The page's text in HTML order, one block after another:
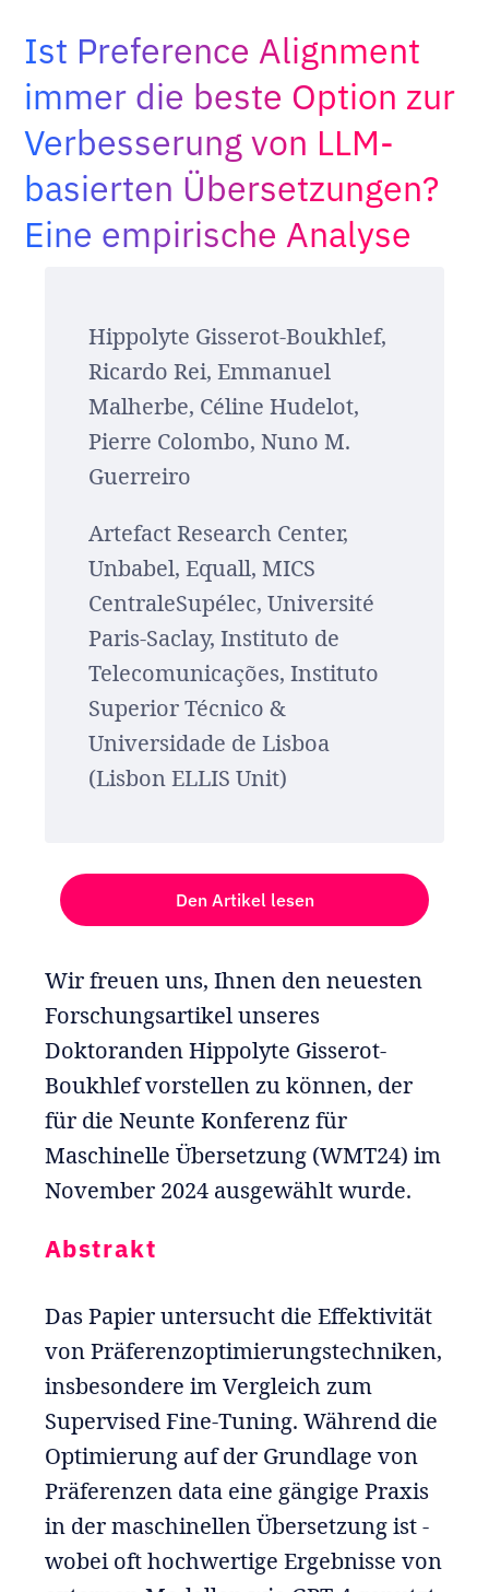
Suche
DE
Ist Preference Alignment
immer die beste Option zur
Verbesserung von LLM-
basierten Übersetzungen?
Eine empirische Analyse
Hippolyte Gisserot-Boukhlef,
Ricardo Rei, Emmanuel
Malherbe, Céline Hudelot,
Pierre Colombo, Nuno M.
Guerreiro
Artefact Research Center,
Unbabel, Equall, MICS
CentraleSupélec, Université
Paris-Saclay, Instituto de
Telecomunicações, Instituto
Superior Técnico &
Universidade de Lisboa
(Lisbon ELLIS Unit)
Den Artikel lesen
Wir freuen uns, Ihnen den neuesten
Forschungsartikel unseres
Doktoranden Hippolyte Gisserot-
Boukhlef vorstellen zu können, der
für die Neunte Konferenz für
Maschinelle Übersetzung (WMT24) im
November 2024 ausgewählt wurde.
Abstrakt
Das Papier untersucht die Effektivität
von Präferenzoptimierungstechniken,
insbesondere im Vergleich zum
Supervised Fine-Tuning. Während die
Optimierung auf der Grundlage von
Präferenzen data eine gängige Praxis
in der maschinellen Übersetzung ist -
wobei oft hochwertige Ergebnisse von